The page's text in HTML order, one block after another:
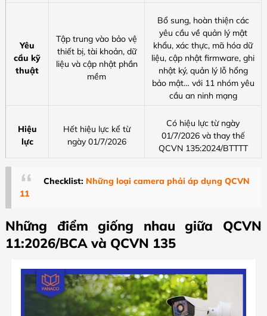
Yêu
cầu kỹ
thuật
Tập trung vào bảo vệ
thiết bị, tài khoản, dữ
liệu và cập nhật phần
mềm
Bổ sung, hoàn thiện các
yêu cầu về quản lý mật
khẩu, xác thực, mã hóa dữ
liệu, cập nhật firmware, ghi
nhật ký, quản lý lỗ hổng
bảo mật… với 11 nhóm yêu
cầu an ninh mạng
Hiệu
lực
Hết hiệu lực kể từ
ngày 01/7/2026
Có hiệu lực từ ngày
01/7/2026 và thay thế
QCVN 135:2024/BTTTT
Checklist: Những loại camera phải áp dụng QCVN
11
Những điểm giống nhau giữa QCVN
11:2026/BCA và QCVN 135